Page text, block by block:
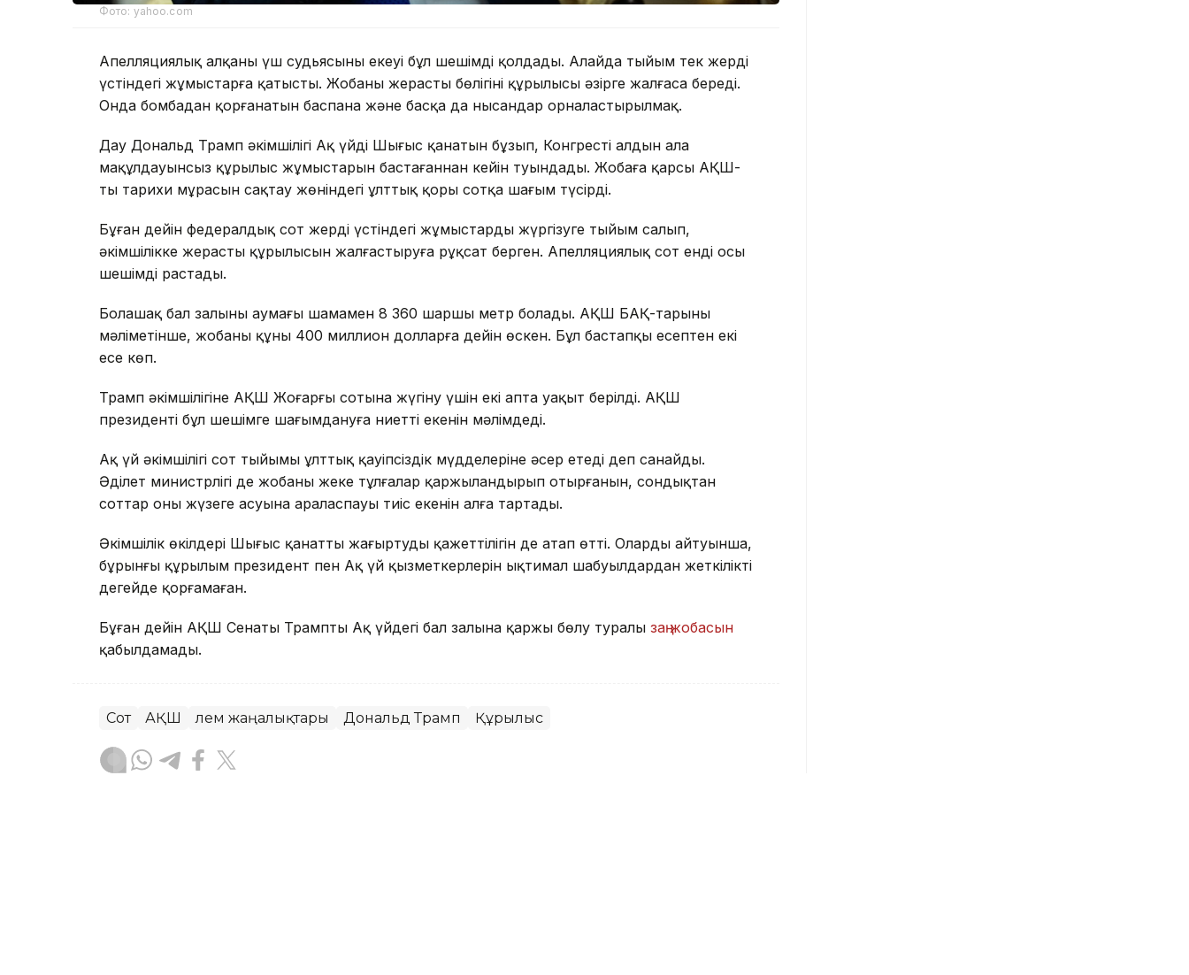
Фото: yahoo.com
Апелляциялық алқаның үш судьясының екеуі бұл шешімді қолдады. Алайда тыйым тек жердің
үстіндегі жұмыстарға қатысты. Жобаның жерасты бөлігінің құрылысы әзірге жалғаса береді.
Онда бомбадан қорғанатын баспана және басқа да нысандар орналастырылмақ.
Дау Дональд Трамп әкімшілігі Ақ үйдің Шығыс қанатын бұзып, Конгрестің алдын ала
мақұлдауынсыз құрылыс жұмыстарын бастағаннан кейін туындады. Жобаға қарсы АҚШ-
тың тарихи мұрасын сақтау жөніндегі ұлттық қоры сотқа шағым түсірді.
Бұған дейін федералдық сот жердің үстіндегі жұмыстарды жүргізуге тыйым салып,
әкімшілікке жерасты құрылысын жалғастыруға рұқсат берген. Апелляциялық сот енді осы
шешімді растады.
Болашақ бал залының аумағы шамамен 8 360 шаршы метр болады. АҚШ БАҚ-тарының
мәліметінше, жобаның құны 400 миллион долларға дейін өскен. Бұл бастапқы есептен екі
есе көп.
Трамп әкімшілігіне АҚШ Жоғарғы сотына жүгіну үшін екі апта уақыт берілді. АҚШ
президенті бұл шешімге шағымдануға ниетті екенін мәлімдеді.
Ақ үй әкімшілігі сот тыйымы ұлттық қауіпсіздік мүдделеріне әсер етеді деп санайды.
Әділет министрлігі де жобаны жеке тұлғалар қаржыландырып отырғанын, сондықтан
соттар оның жүзеге асуына араласпауы тиіс екенін алға тартады.
Әкімшілік өкілдері Шығыс қанатты жаңғыртудың қажеттілігін де атап өтті. Олардың айтуынша,
бұрынғы құрылым президент пен Ақ үй қызметкерлерін ықтимал шабуылдардан жеткілікті
деңгейде қорғамаған.
Бұған дейін АҚШ Сенаты Трамптың Ақ үйдегі бал залына қаржы бөлу туралы заң жобасын
қабылдамады.
Сот АҚШ Әлем жаңалықтары Дональд Трамп Құрылыс